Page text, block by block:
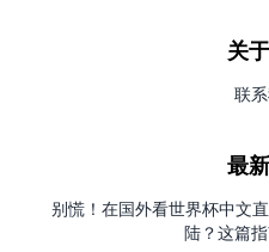
关
联
最
别慌！在国外看世界杯中文
陆？这篇